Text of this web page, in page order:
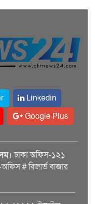
Linkedin
Google Plus
ঢাকা অফিস-১২১
# রিজার্ভ বাজার